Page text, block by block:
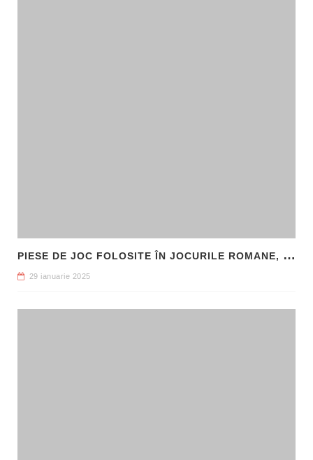
P
IESE DE JOC FOLOSITE ÎN JOCURILE ROMANE, DESCOPERITE LA HADRIANOPOLIS
29 ianuarie 2025